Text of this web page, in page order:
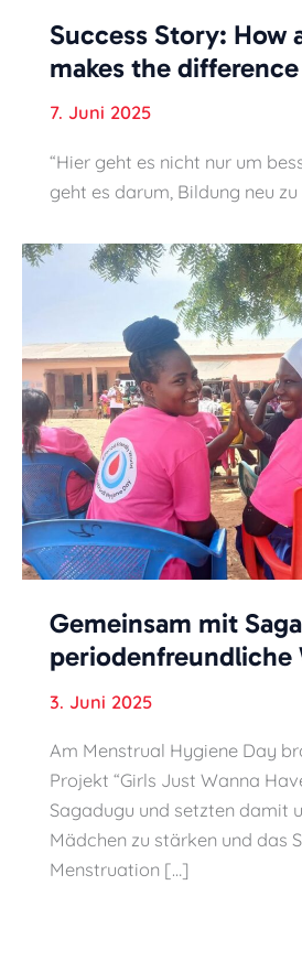
Success Story: How
makes the
7. Juni 2025
“Hier geht es nicht nur um
geht es darum, Bildung neu zu
Gemeinsam mit
periodenfreundliche
3. Juni 2025
Am Menstrual Hygiene Day
Projekt “Girls Just Wanna
Sagadugu und setzten damit
Mädchen zu stärken und das
Menstruation […]